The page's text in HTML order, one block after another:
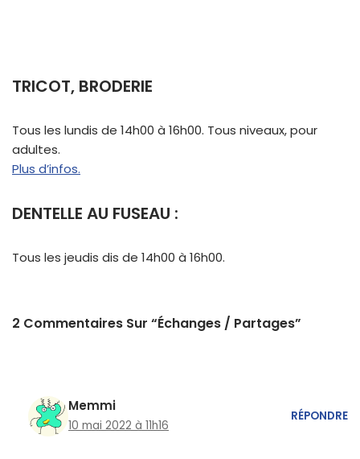
TRICOT, BRODERIE
Tous les lundis de 14h00 à 16h00. Tous niveaux, pour
adultes.
Plus d’infos.
DENTELLE AU FUSEAU :
Tous les jeudis dis de 14h00 à 16h00.
2 Commentaires Sur “Échanges / Partages”
Memmi
10 mai 2022 à 11h16
RÉPONDRE